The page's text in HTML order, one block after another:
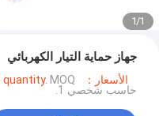
1
/
1
جهاز حماية التيار الكهربائي
الأسعار：To be determined by type and quantity.
حاسب شخصي 1.